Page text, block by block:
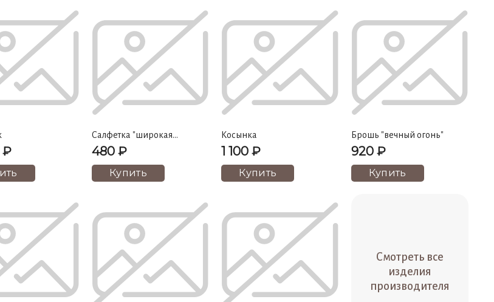
₽
Салфетка "широкая
масленица"
480 ₽
Купить
Косынка
1 100 ₽
Купить
Брошь "вечный огонь"
920 ₽
Купить
Смотреть все
изделия
производителя